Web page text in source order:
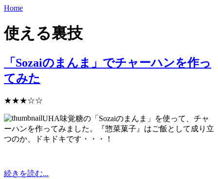
Home
使える裏技
「Sozaiのまんま」でチャーハンを作っ
てみた
★★★☆☆
UHA味覚糖の「Sozaiのまんま」を使って、チャ
ーハンを作ってみました。『惣菜菓子』はご飯として成り立
つのか、ドキドキです・・・！
続きを読む...